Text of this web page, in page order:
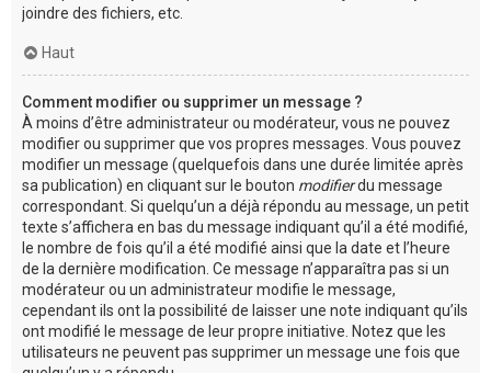
joindre des fichiers, etc.
Haut
Comment modifier ou supprimer un message ?
À moins d’être administrateur ou modérateur, vous ne pouvez
modifier ou supprimer que vos propres messages. Vous pouvez
modifier un message (quelquefois dans une durée limitée après
sa publication) en cliquant sur le bouton modifierdu message
correspondant. Si quelqu’un a déjà répondu au message, un petit
texte s’affichera en bas du message indiquant qu’il a été modifié,
le nombre de fois qu’il a été modifié ainsi que la date et l’heure
de la dernière modification. Ce message n’apparaîtra pas si un
modérateur ou un administrateur modifie le message,
cependant ils ont la possibilité de laisser une note indiquant qu’ils
ont modifié le message de leur propre initiative. Notez que les
utilisateurs ne peuvent pas supprimer un message une fois que